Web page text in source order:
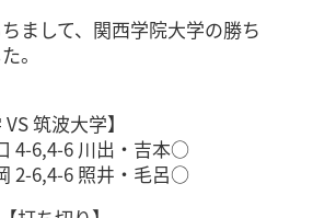
まして、関西学院大学の勝ち
。
筑波大学】
4-6,4-6 川出・吉本○
2-6,4-6 照井・毛呂○